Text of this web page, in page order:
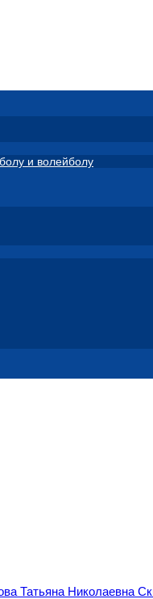
и волейболу
Татьяна Николаевна